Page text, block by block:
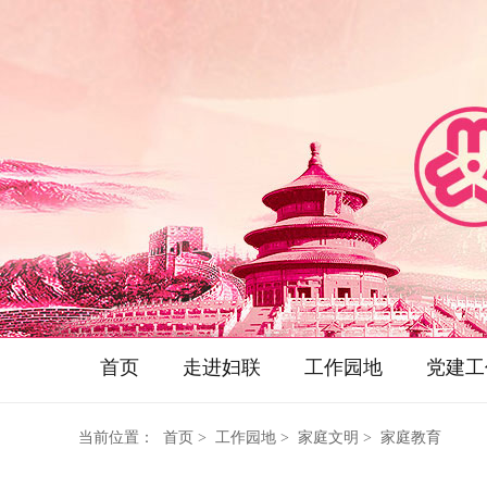
首页 走进妇联 工作园地 党建
当前位置： 首页 > 工作园地 > 家庭文明 > 家庭教育